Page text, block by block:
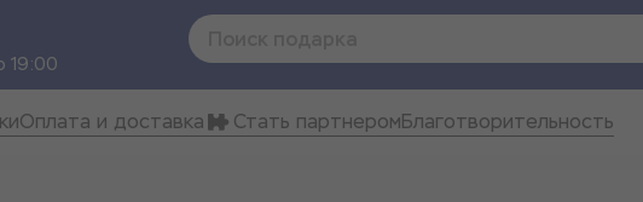
19:00
Оплата и доставка Стать партнеромБлаготворительность